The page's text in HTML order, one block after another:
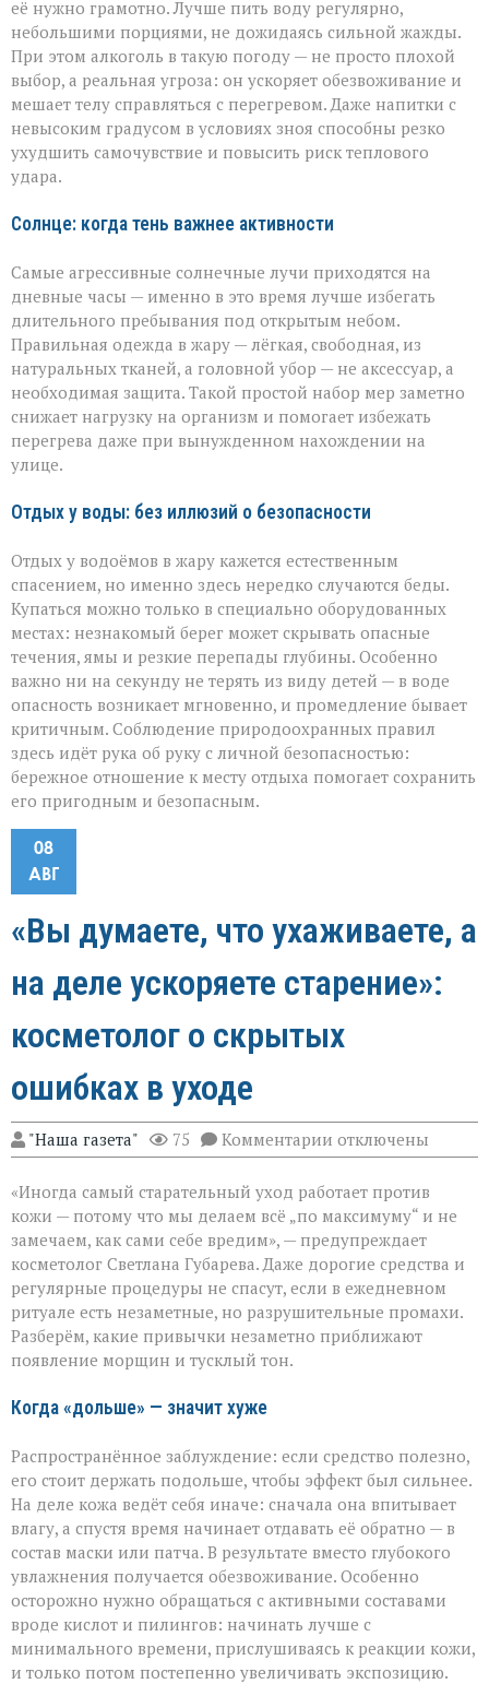
её нужно грамотно. Лучше пить воду регулярно,
небольшими порциями, не дожидаясь сильной жажды.
При этом алкоголь в такую погоду — не просто плохой
выбор, а реальная угроза: он ускоряет обезвоживание и
мешает телу справляться с перегревом. Даже напитки с
невысоким градусом в условиях зноя способны резко
ухудшить самочувствие и повысить риск теплового
удара.
Солнце: когда тень важнее активности
Самые агрессивные солнечные лучи приходятся на
дневные часы — именно в это время лучше избегать
длительного пребывания под открытым небом.
Правильная одежда в жару — лёгкая, свободная, из
натуральных тканей, а головной убор — не аксессуар, а
необходимая защита. Такой простой набор мер заметно
снижает нагрузку на организм и помогает избежать
перегрева даже при вынужденном нахождении на
улице.
Отдых у воды: без иллюзий о безопасности
Отдых у водоёмов в жару кажется естественным
спасением, но именно здесь нередко случаются беды.
Купаться можно только в специально оборудованных
местах: незнакомый берег может скрывать опасные
течения, ямы и резкие перепады глубины. Особенно
важно ни на секунду не терять из виду детей — в воде
опасность возникает мгновенно, и промедление бывает
критичным. Соблюдение природоохранных правил
здесь идёт рука об руку с личной безопасностью:
бережное отношение к месту отдыха помогает сохранить
его пригодным и безопасным.
08
АВГ
«Вы думаете, что ухаживаете, а
на деле ускоряете старение»:
косметолог о скрытых
ошибках в уходе
"Наша газета" 75 Комментарии к
записи
думаете,
что
ухаживаете,
а
на
деле
ускоряете
старение»:
косметолог
отключены
«Иногда самый старательный уход работает против
кожи — потому что мы делаем всё „по максимуму“ и не
замечаем, как сами себе вредим», — предупреждает
косметолог Светлана Губарева. Даже дорогие средства и
регулярные процедуры не спасут, если в ежедневном
ритуале есть незаметные, но разрушительные промахи.
Разберём, какие привычки незаметно приближают
появление морщин и тусклый тон.
Когда «дольше» — значит хуже
Распространённое заблуждение: если средство полезно,
его стоит держать подольше, чтобы эффект был сильнее.
На деле кожа ведёт себя иначе: сначала она впитывает
влагу, а спустя время начинает отдавать её обратно — в
состав маски или патча. В результате вместо глубокого
увлажнения получается обезвоживание. Особенно
осторожно нужно обращаться с активными составами
вроде кислот и пилингов: начинать лучше с
минимального времени, прислушиваясь к реакции кожи,
и только потом постепенно увеличивать экспозицию.